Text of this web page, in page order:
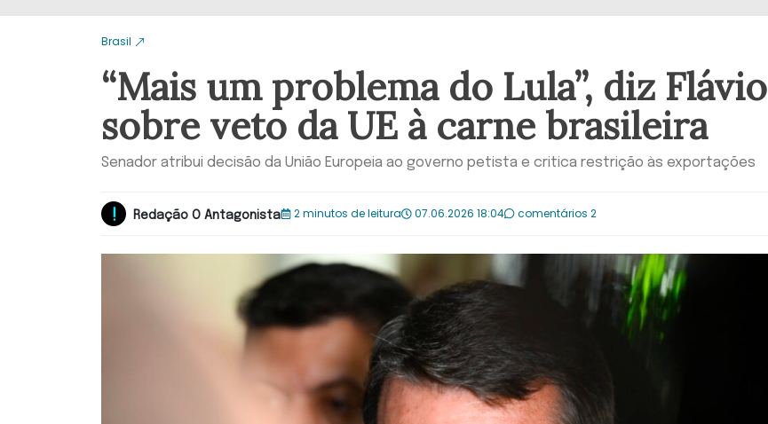
Brasil
“Mais um problema do Lula”, diz Flávio
sobre veto da UE à carne brasileira
Senador atribui decisão da União Europeia ao governo petista e critica restrição às exportações
Redação O Antagonista 2 minutos de leitura 07.06.2026 18:04 comentários 2